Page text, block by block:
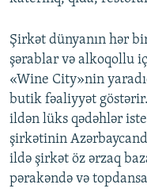
Şirkət dünyanın hər
şərablar və alkoqollu
«Wine City»nin
butik fəaliyyət
ildən lüks qədəhlər
şirkətinin
ildə şirkət öz ərzaq
pərakəndə və